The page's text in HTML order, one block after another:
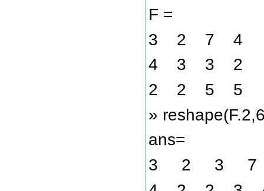
F =
3 2 7 4
4 3 3 2
2 2 5 5
»
ans=
3 2 3 7